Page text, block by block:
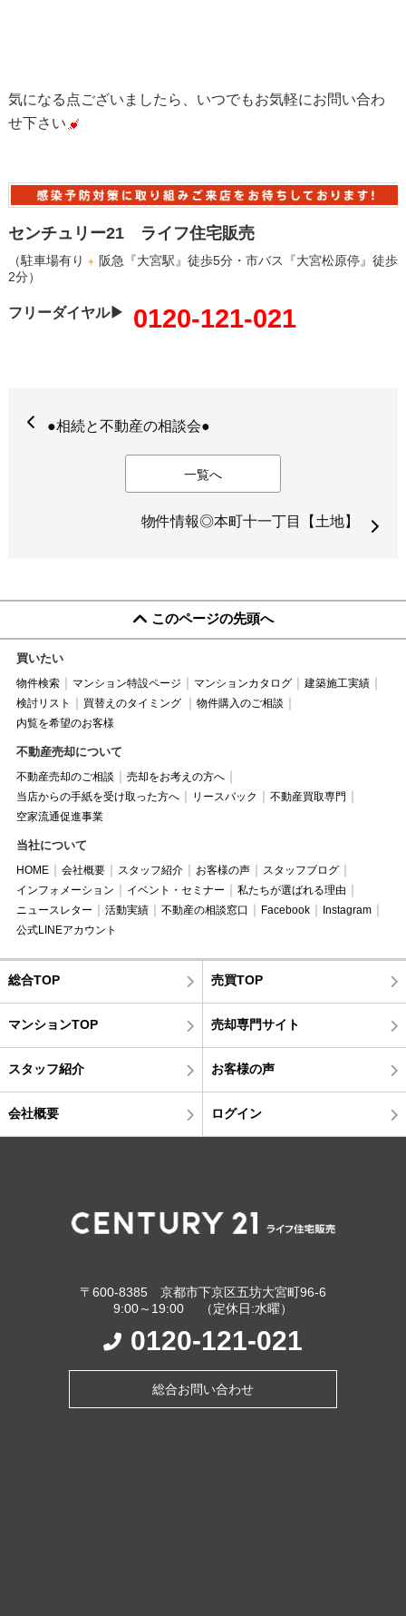
気になる点ございましたら、いつでもお気軽にお問い合わ
せ下さい
センチュリー21 ライフ住宅販売
（駐車場有り
阪急『大宮駅』徒歩5分・市バス『大宮松原停』徒歩
2分）
フリーダイヤル▶ 0120-121-021
●相続と不動産の相談会●
一覧へ
物件情報◎本町十一丁目【土地】
このページの先頭へ
買いたい
物件検索 マンション特設ページ マンションカタログ
建築施工実績
検討リスト
買替えのタイミング
物件購入のご相談
内覧を希望のお客様
不動産売却について
不動産売却のご相談
売却をお考えの方へ
当店からの手紙を受け取った方へ
リースバック
不動産買取専門
空家流通促進事業
当社について
HOME 会社概要 スタッフ紹介 お客様の声
スタッフブログ
インフォメーション
イベント・セミナー
私たちが選ばれる理由
ニュースレター
活動実績 不動産の相談窓口 Facebook
Instagram
公式LINEアカウント
総合TOP 売買TOP
マンションTOP 売却専門サイト
スタッフ紹介 お客様の声
会社概要 ログイン
〒600-8385 京都市下京区五坊大宮町96-6
9:00～19:00 （定休日:水曜）
0120-121-021
総合お問い合わせ